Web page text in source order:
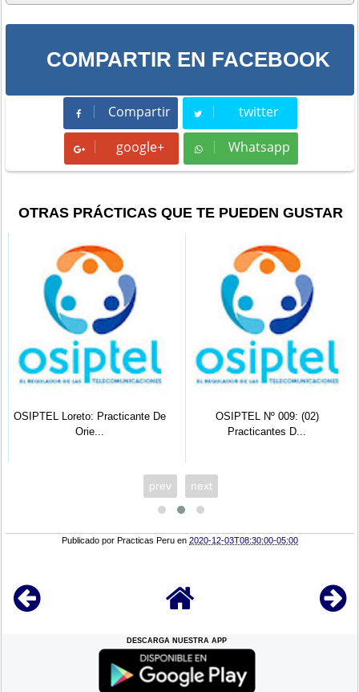
COMPARTIR EN FACEBOOK
Compartir
Compartir twitter
Tweet
google+ Whatsapp
Whatsapp
OTRAS PRÁCTICAS QUE TE PUEDEN GUSTAR
OSIPTEL Loreto: Practicante De
Orie...
OSIPTEL Nº 009: (02)
Practicantes D...
prev next
Publicado porPracticas Peru en2020-12-03T08:30:00-05:00
DESCARGA NUESTRA APP